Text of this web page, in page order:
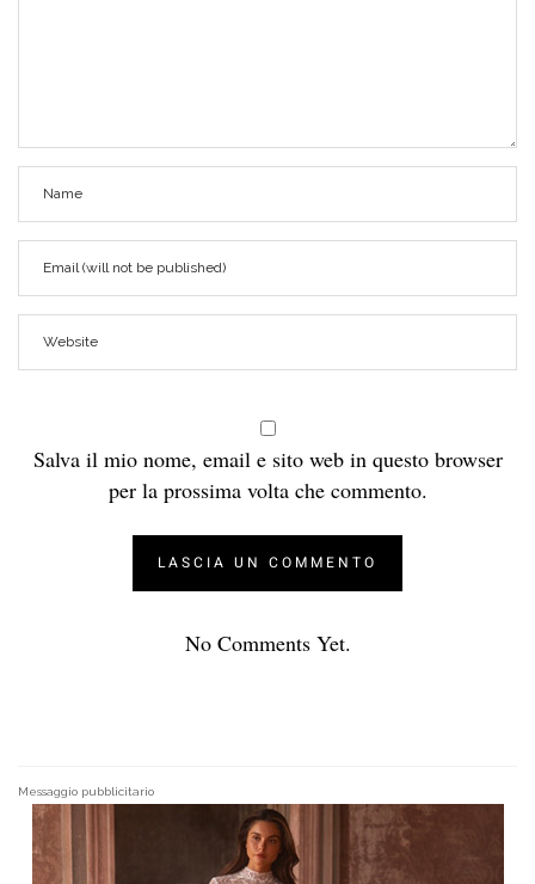
Salva il mio nome, email e sito web in questo browser
per la prossima volta che commento.
No Comments Yet.
Messaggio pubblicitario